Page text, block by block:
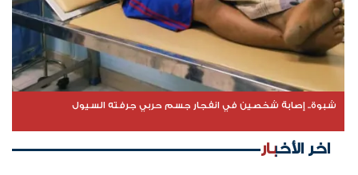
شبوة.. إصابة شخصين في انفجار جسم حربي جرفته السيول
اخر الأخبار